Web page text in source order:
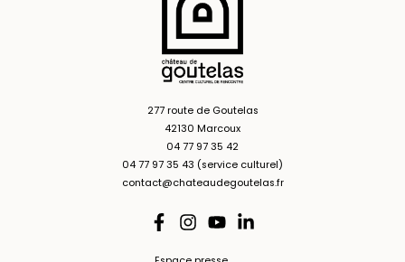
277 route de Goutelas
42130 Marcoux
04 77 97 35 42
04 77 97 35 43 (service culturel)
contact@chateaudegoutelas.fr